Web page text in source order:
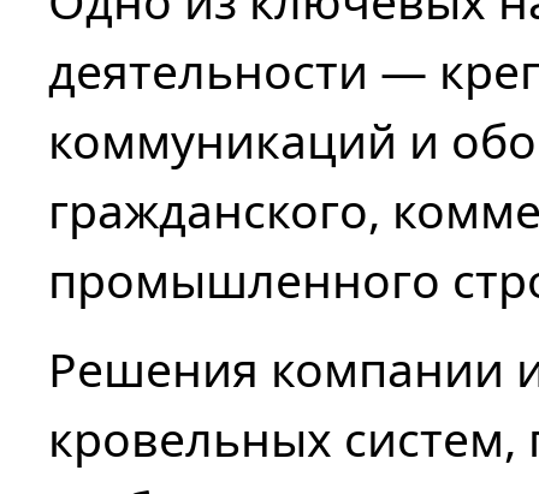
деятельности —
коммуникаций и
гражданского,
промышленного
Решения компании
кровельных